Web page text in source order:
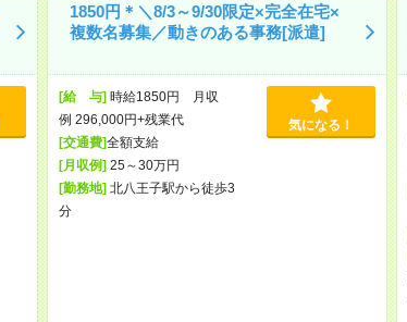
1850円＊＼8/3～9/30限定×完全在宅×
複数名募集／動きのある事務[派遣]
[給 与]時給1850円 月収
例 296,000円+残業代
[交通費]全額支給
[月収例]25～30万円
[勤務地]北八王子駅から徒歩3
分
気になる！